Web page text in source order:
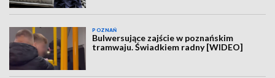
POZNAŃ
Bulwersujące zajście w poznańskim
tramwaju. Świadkiem radny [WIDEO]